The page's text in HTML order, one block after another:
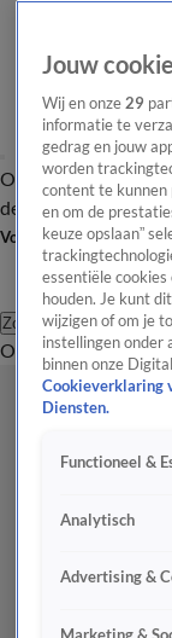
Overzicht
de redactie
Volg Shownieuws
Zoeken
Overzicht
Jouw
Wij en onze 29
informatie te
gedrag en jouw
worden
content te kunnen
en om de
keuze opslaan”
essentiële
houden. Je kunt
wijzigen of om je
instellingen onder
binnen onze
Cookieverklaring
Diensten.
Functioneel &
Analytisch
Advertising &